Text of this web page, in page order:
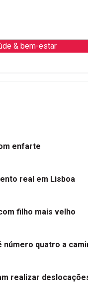
& bem-estar
enfarte
real em Lisboa
filho mais velho
número quatro a
realizar